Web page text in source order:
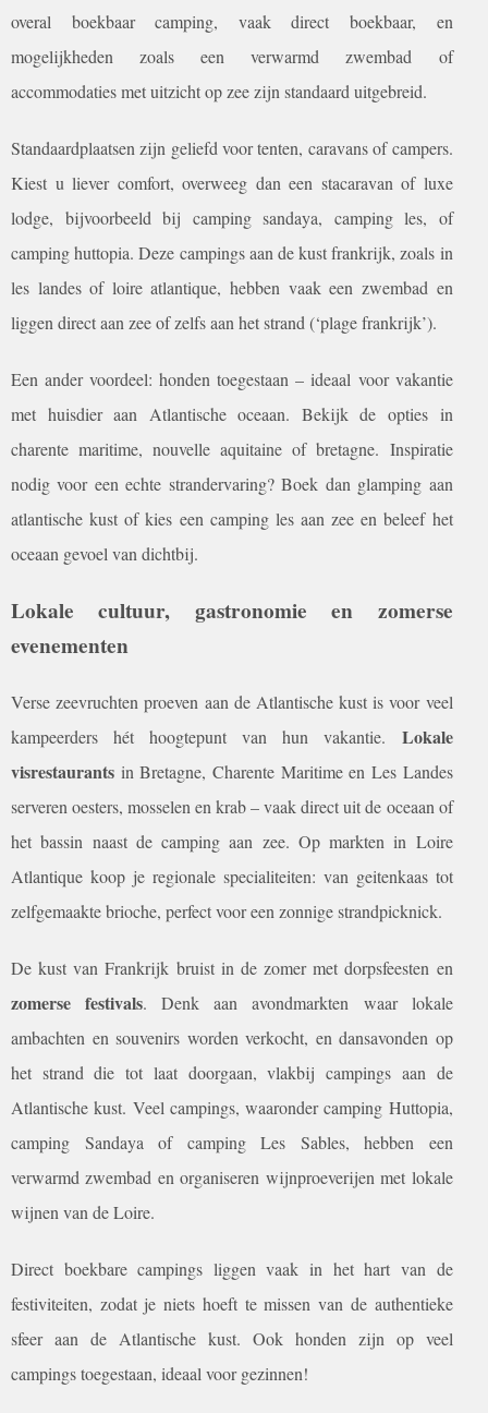
overal boekbaar camping, vaak direct boekbaar, en
mogelijkheden zoals een verwarmd zwembad of
accommodaties met uitzicht op zee zijn standaard uitgebreid.
Standaardplaatsen zijn geliefd voor tenten, caravans of campers.
Kiest u liever comfort, overweeg dan een stacaravan of luxe
lodge, bijvoorbeeld bij camping sandaya, camping les, of
camping huttopia. Deze campings aan de kust frankrijk, zoals in
les landes of loire atlantique, hebben vaak een zwembad en
liggen direct aan zee of zelfs aan het strand (‘plage frankrijk’).
Een ander voordeel: honden toegestaan – ideaal voor vakantie
met huisdier aan Atlantische oceaan. Bekijk de opties in
charente maritime, nouvelle aquitaine of bretagne. Inspiratie
nodig voor een echte strandervaring? Boek dan glamping aan
atlantische kust of kies een camping les aan zee en beleef het
oceaan gevoel van dichtbij.
Lokale cultuur, gastronomie en zomerse
evenementen
Verse zeevruchten proeven aan de Atlantische kust is voor veel
kampeerders hét hoogtepunt van hun vakantie. Lokale
visrestaurants in Bretagne, Charente Maritime en Les Landes
serveren oesters, mosselen en krab – vaak direct uit de oceaan of
het bassin naast de camping aan zee. Op markten in Loire
Atlantique koop je regionale specialiteiten: van geitenkaas tot
zelfgemaakte brioche, perfect voor een zonnige strandpicknick.
De kust van Frankrijk bruist in de zomer met dorpsfeesten en
zomerse festivals. Denk aan avondmarkten waar lokale
ambachten en souvenirs worden verkocht, en dansavonden op
het strand die tot laat doorgaan, vlakbij campings aan de
Atlantische kust. Veel campings, waaronder camping Huttopia,
camping Sandaya of camping Les Sables, hebben een
verwarmd zwembad en organiseren wijnproeverijen met lokale
wijnen van de Loire.
Direct boekbare campings liggen vaak in het hart van de
festiviteiten, zodat je niets hoeft te missen van de authentieke
sfeer aan de Atlantische kust. Ook honden zijn op veel
campings toegestaan, ideaal voor gezinnen!